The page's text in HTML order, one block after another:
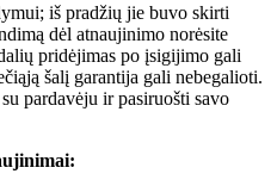
iš pradžių jie buvo skirti
dėl atnaujinimo norėsite
pridėjimas po įsigijimo gali
šalį garantija gali nebegalioti.
pardavėju ir pasiruošti savo